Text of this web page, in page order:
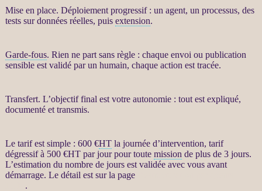
Mise en place. Déploiement progressif : un agent, un processus, des
tests surdonnéesréelles, puis extension.
Garde-fous. Rien ne part sans règle : chaque envoi ou publication
sensible est validé par un humain, chaque action est tracée.
Transfert. L’objectif final est votre autonomie : tout est expliqué,
documenté et transmis.
Le tarif est simple : 600 €HTla journée d’intervention, tarif
dégressif à 500 €HTpar jour pour toute mission de plus de 3 jours.
L’estimation du nombre de jours est validée avec vous avant
démarrage. Le détail est sur la page
.